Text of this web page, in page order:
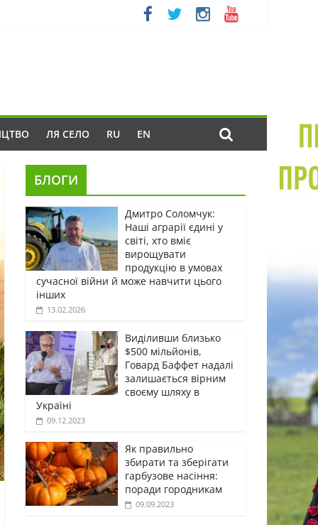
ЛЯ СЕЛО RU EN
БЛОГИ
Дмитро Соломчук:
Наші аграрії єдині у
світі, хто вміє
вирощувати
продукцію в умовах
сучасної війни й може навчити цього
інших
13.02.2026
Виділивши близько
$500 мільйонів,
Говард Баффет надалі
залишається вірним
своєму шляху в
Україні
09.12.2023
Як правильно
збирати та зберігати
гарбузове насіння:
поради городникам
09.09.2023